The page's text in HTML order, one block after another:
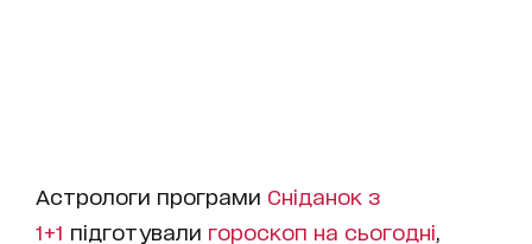
Астрологи програми Сніданок з
1+1 підготували гороскоп на cьогодні